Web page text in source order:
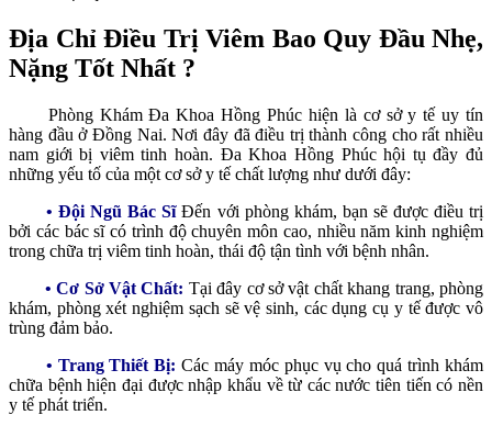
Địa Chỉ Điều Trị Viêm Bao Quy Đầu Nhẹ,
Nặng Tốt Nhất ?
Phòng Khám Đa Khoa Hồng Phúc hiện là cơ sở y tế uy tín
hàng đầu ở Đồng Nai. Nơi đây đã điều trị thành công cho rất nhiều
nam giới bị viêm tinh hoàn. Đa Khoa Hồng Phúc hội tụ đầy đủ
những yếu tố của một cơ sở y tế chất lượng như dưới đây:
• Đội Ngũ Bác SĩĐến với phòng khám, bạn sẽ được điều trị
bởi các bác sĩ có trình độ chuyên môn cao, nhiều năm kinh nghiệm
trong chữa trị viêm tinh hoàn, thái độ tận tình với bệnh nhân.
• Cơ Sở Vật Chất: Tại đây cơ sở vật chất khang trang, phòng
khám, phòng xét nghiệm sạch sẽ vệ sinh, các dụng cụ y tế được vô
trùng đảm bảo.
• Trang Thiết Bị:Các máy móc phục vụ cho quá trình khám
chữa bệnh hiện đại được nhập khẩu về từ các nước tiên tiến có nền
y tế phát triển.